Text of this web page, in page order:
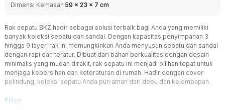
Dimensi Kemasan 59 x 23 x 7 cm
Rak sepatu BKZ hadir sebagai solusi terbaik bagi Anda yang memiliki
banyak koleksi sepatu dan sandal. Dengan kapasitas penyimpanan 3
hingga 9 layer, rak ini memungkinkan Anda menyusun sepatu dan sandal
dengan rapi dan teratur. Dibuat dari bahan berkualitas dengan desain
minimalis yang mudah dirakit, rak sepatu ini menjadi pilihan tepat untuk
menjaga kebersihan dan keteraturan di rumah. Hadir dengan cover
pelindung, koleksi sepatu Anda pun aman dari debu dan kelembapan.
Fitur